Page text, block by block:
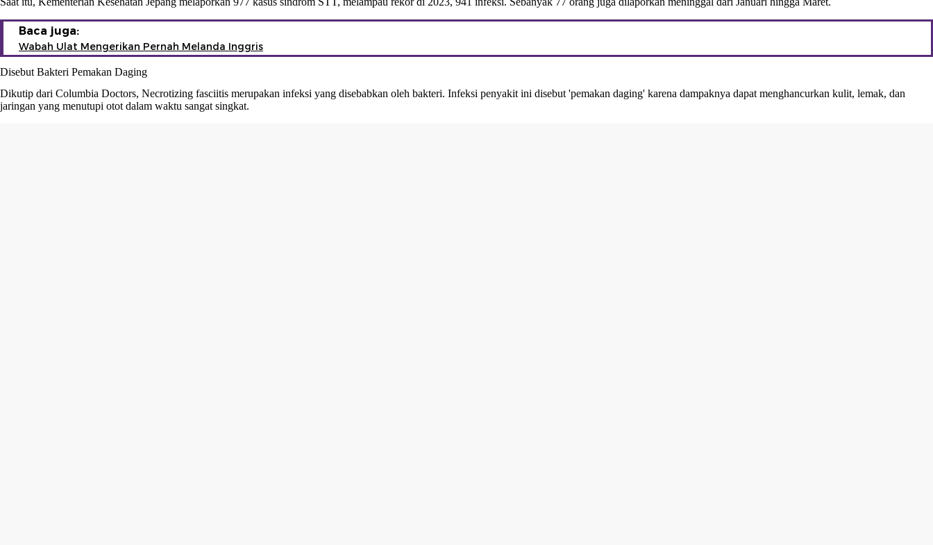
Baca juga:
Wabah Ulat Mengerikan Pernah Melanda Inggris
Disebut Bakteri Pemakan Daging
Dikutip dari Columbia Doctors, Necrotizing fasciitis merupakan infeksi yang disebabkan oleh bakteri. Infeksi penyakit ini disebut 'pemakan daging' karena dampaknya dapat menghancurkan kulit, lemak, dan
jaringan yang menutupi otot dalam waktu sangat singkat.